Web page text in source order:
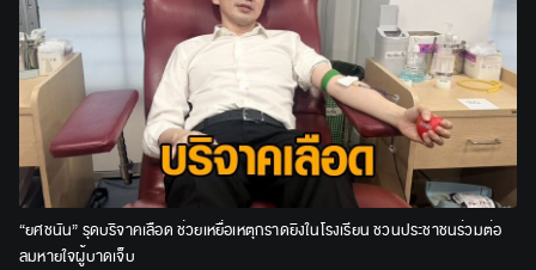
“ยศชนัน” รุดบริจาคเลือด ช่วยเหยื่อเหตุกราดยิงในโรงเรียน ชวนประชาชนร่วมต่อ
ลมหายใจผู้บาดเจ็บ